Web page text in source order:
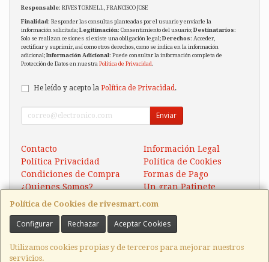
Política de Cookies de rivesmart.com
Configurar Rechazar Aceptar Cookies
Utilizamos cookies propias y de terceros para mejorar nuestros
servicios.
Responsable: RIVES TORNELL, FRANCISCO JOSE
Finalidad: Responder las consultas planteadas por el usuario y enviarle la
información solicitada;Legitimación: Consentimiento del usuario;Destinatarios:
Solo se realizan cesiones si existe una obligación legal;Derechos: Acceder,
rectificar y suprimir, así como otros derechos, como se indica en la información
adicional;Información Adicional: Puede consultar la información completa de
Protección de Datos en nuestra Política de Privacidad.
He leído y acepto la Política de Privacidad .
Enviar
Contacto
Información Legal
Política Privacidad
Política de Cookies
Condiciones de Compra
Formas de Pago
¿Quienes Somos?
Un gran Patinete
Contacto